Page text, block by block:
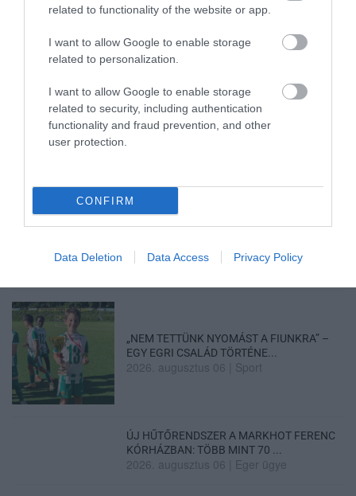
related to functionality of the website or app.
I want to allow Google to enable storage
related to personalization.
I want to allow Google to enable storage
related to security, including authentication
functionality and fraud prevention, and other
user protection.
CONFIRM
Data Deletion Data Access Privacy Policy
KÉT AUTÓ ÜTKÖZÖTT BOGÁCSON, A
MENTŐK IS A HELYSZÍNRE ÉRKE...
2026. augusztus 06 Riasztó
HÍREK A GARÁZSBÓL: CHERY TIGGO 9
PHEV LUXURY – A KÍNAI PR...
2026. augusztus 06
LAKÓÉPÜLETEK LÁNGOLTAK SZERDÁN
„NEM TETTÜNK NYOMÁST A FIUNKRA” –
EGY EGRI CSALÁD TÖRTÉNE...
2026. augusztus 06 Sport
ÚJ HŰTŐRENDSZER A MARKHOT FERENC
KÓRHÁZBAN: TÖBB MINT 70 ...
2026. augusztus 06 Eger ügye